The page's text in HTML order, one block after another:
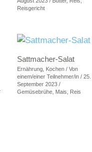
Reisgericht
Sattmacher-Salat
Ernährung Kochen / Von
einem/einer Teilnehmer/in/25.
September 2023/
Gemüsebrühe Mais Reis